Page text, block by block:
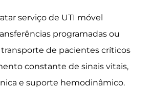
serviço de UTI móvel
programadas ou
de pacientes críticos
constante de sinais vitais,
e suporte hemodinâmico.